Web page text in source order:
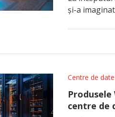
și-a
Centre de date
centre de